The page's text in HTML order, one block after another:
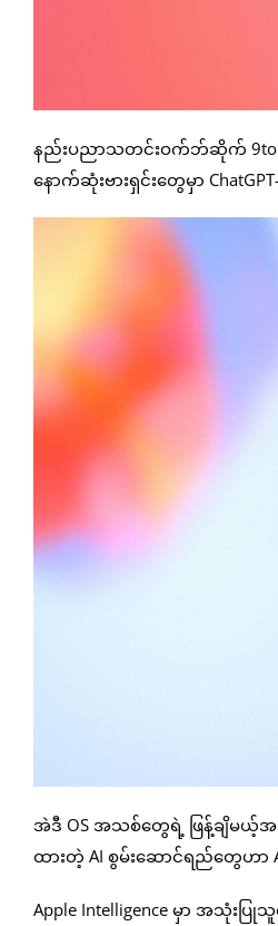
နည်းပညာသတင်းဝက်ဘ်ဆိုက်
နောက်ဆုံးဗားရှင်းတွေမှာ
အဲဒီ OS အသစ်တွေရဲ့ ဖြန့်ချိမယ့်
ထားတဲ့ AI စွမ်းဆောင်ရည်တွေ
Apple Intelligence မှာ အသုံး